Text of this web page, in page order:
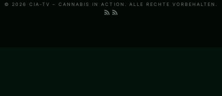
© 2026 CIA-TV – CANNABIS IN ACTION. ALLE RECHTE VORBEHALTEN.